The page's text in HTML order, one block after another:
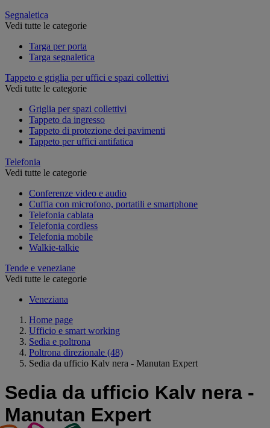
Segnaletica
Vedi tutte le categorie
Targa per porta
Targa segnaletica
Tappeto e griglia per uffici e spazi collettivi
Vedi tutte le categorie
Griglia per spazi collettivi
Tappeto da ingresso
Tappeto di protezione dei pavimenti
Tappeto per uffici antifatica
Telefonia
Vedi tutte le categorie
Conferenze video e audio
Cuffia con microfono, portatili e smartphone
Telefonia cablata
Telefonia cordless
Telefonia mobile
Walkie-talkie
Tende e veneziane
Vedi tutte le categorie
Veneziana
Home page
Ufficio e smart working
Sedia e poltrona
Poltrona direzionale (48)
Sedia da ufficio Kalv nera - Manutan Expert
Sedia da ufficio Kalv nera -
Manutan Expert